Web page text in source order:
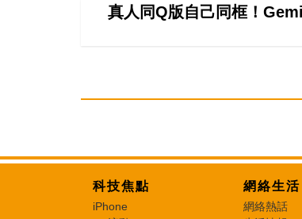
真人同Q版自己同框！
科技焦點
iPhone
網絡生活
網絡熱話